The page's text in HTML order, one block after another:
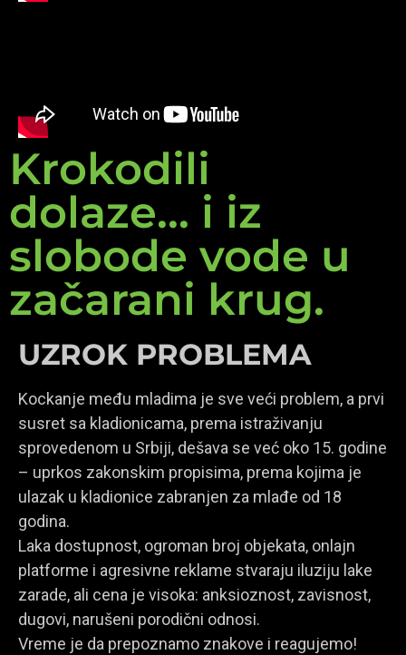
Krokodili
dolaze... i iz
slobode vode u
začarani krug.
UZROK PROBLEMA
Kockanje među mladima je sve veći problem, a prvi
susret sa kladionicama, prema istraživanju
sprovedenom u Srbiji, dešava se već oko 15. godine
– uprkos zakonskim propisima, prema kojima je
ulazak u kladionice zabranjen za mlađe od 18
godina.
Laka dostupnost, ogroman broj objekata, onlajn
platforme i agresivne reklame stvaraju iluziju lake
zarade, ali cena je visoka: anksioznost, zavisnost,
dugovi, narušeni porodični odnosi.
Vreme je da prepoznamo znakove i reagujemo!